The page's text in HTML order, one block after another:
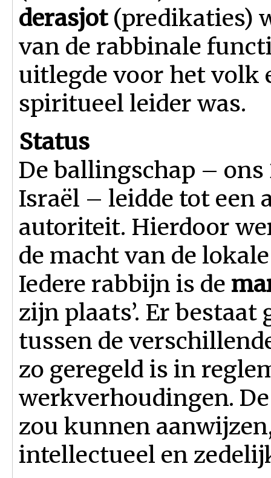
derasjot(predikaties)
van de rabbinale
uitlegde voor het volk
spiritueel leider was.
Status
De ballingschap –
Israël – leidde tot een
autoriteit. Hierdoor
de macht van de
Iedere rabbijn is de
zijn plaats’. Er
tussen de
zo geregeld is in
werkverhoudingen.
zou kunnen
intellectueel en